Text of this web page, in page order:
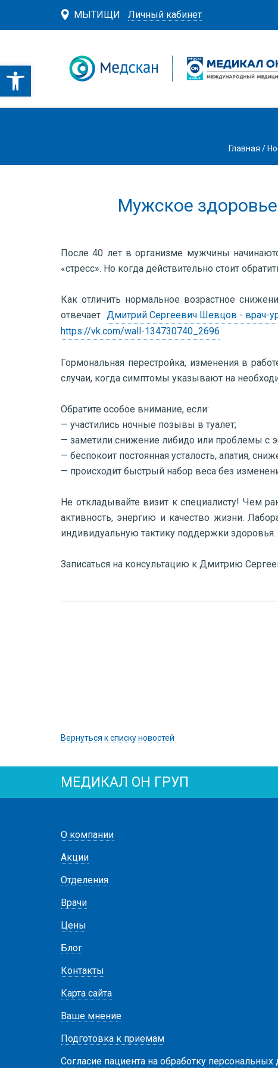
МЫТИЩИ Личный кабинет
Главная /
Мужское
После 40 лет в организме мужчины
«стресс». Но когда действительно стоит
Как отличить нормальное возрастное
отвечает Дмитрий Сергеевич Шевцов - врач-
https://vk.com/wall-134730740_2696
Гормональная перестройка, изменения в
случаи, когда симптомы указывают на
Обратите особое внимание, если:
— участились ночные позывы в туалет;
— заметили снижение либидо или проблемы с
— беспокоит постоянная усталость, апатия,
— происходит быстрый набор веса без
Не откладывайте визит к специалисту! Чем
активность, энергию и качество жизни.
индивидуальную тактику поддержки здоровья.
Записаться на консультацию к Дмитрию
Вернуться к списку новостей
МЕДИКАЛ ОН ГРУП
О компании
Акции
Отделения
Врачи
Цены
Блог
Контакты
Карта сайта
Ваше мнение
Подготовка к приемам
Согласие пациента на обработку